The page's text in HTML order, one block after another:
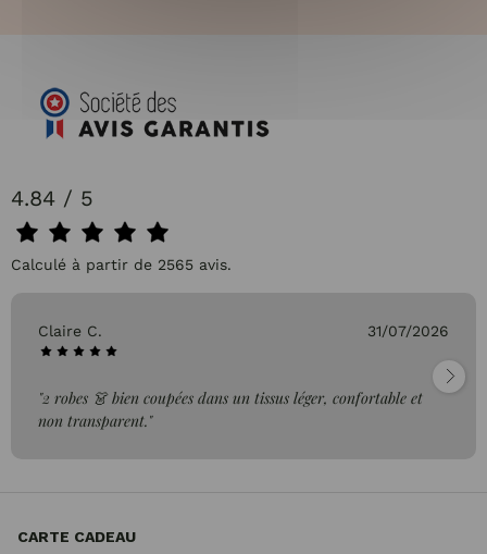
4.84 / 5
Calculé à partir de 2565 avis.
Claire C. 31/07/2026
"2 robes 👗 bien coupées dans un tissus léger, confortable et
non transparent."
CARTE CADEAU